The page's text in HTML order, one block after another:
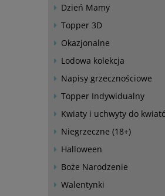
Dzień Mamy
Topper 3D
Okazjonalne
Lodowa kolekcja
Napisy grzecznościowe
Topper Indywidualny
Kwiaty i uchwyty do
Niegrzeczne (18+)
Halloween
Boże Narodzenie
Walentynki